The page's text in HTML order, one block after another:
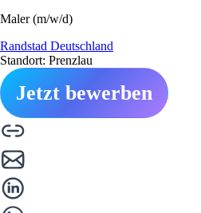
Maler (m/w/d)
Randstad Deutschland
Standort: Prenzlau
Jetzt bewerben